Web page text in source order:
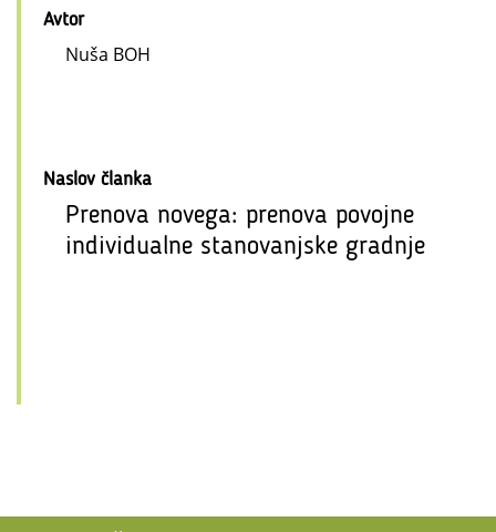
Avtor
Nuša BOH
Naslov članka
Prenova novega: prenova povojne
individualne stanovanjske gradnje